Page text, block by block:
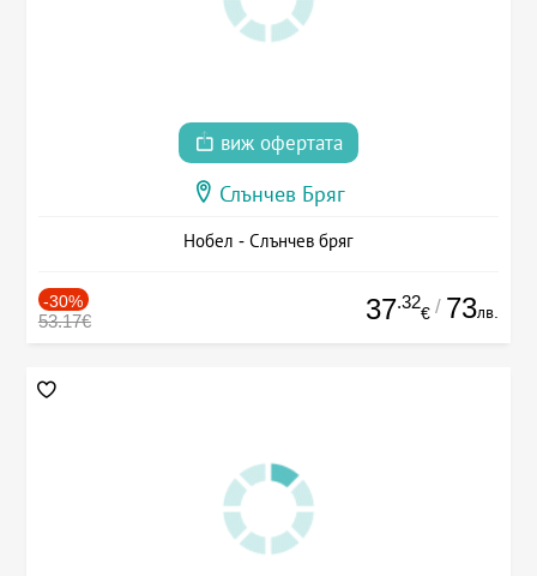
виж офертата
Слънчев Бряг
Нобел - Слънчев бряг
-30%
53.17€ 37.32
€ / 73лв.